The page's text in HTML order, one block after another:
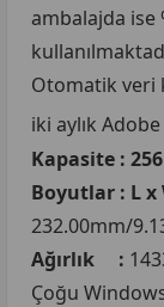
ambalajda
Otomatik veri
iki aylık
Kapasite : 256
Boyutlar : L x
232.00mm/
Ağırlık :
Çoğu